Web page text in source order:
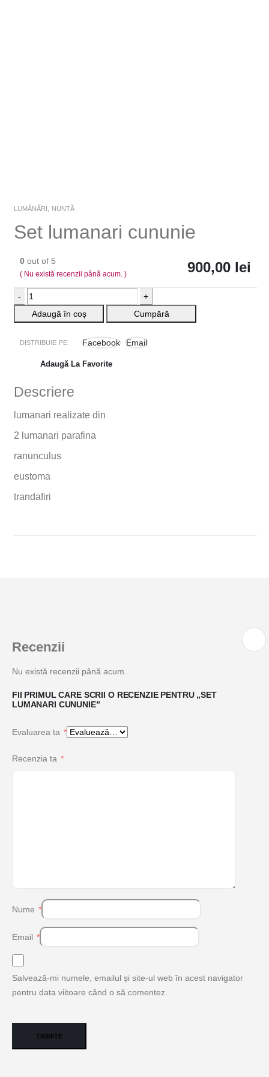
LUMÂNĂRI NUNTĂ
Set lumanari cununie
0 out of 5
( Nu există recenzii până acum. ) 900,00 lei
-
+
Adaugă în coș
Cumpără
DISTRIBUIE PE: Facebook Email
Adaugă La Favorite
Descriere
lumanari realizate din
2 lumanari parafina
ranunculus
eustoma
trandafiri
Recenzii
Nu există recenzii până acum.
FII PRIMUL CARE SCRII O RECENZIE PENTRU „SET
LUMANARI CUNUNIE”
Evaluarea ta *
Recenzia ta *
Nume *
Email *
Salvează-mi numele, emailul și site-ul web în acest navigator
pentru data viitoare când o să comentez.